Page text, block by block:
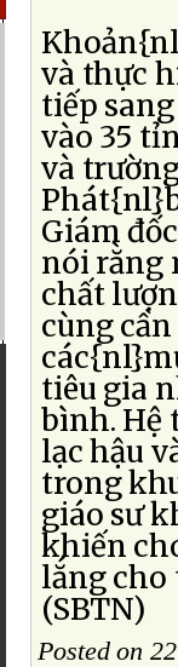
và thực
tiếp
vào 35
và
Giám
nói rằng
chất
cùng
tiêu gia
bình. Hệ
lạc hậu
trong
giáo sư
khiến
lắng cho
(SBTN)
Posted on